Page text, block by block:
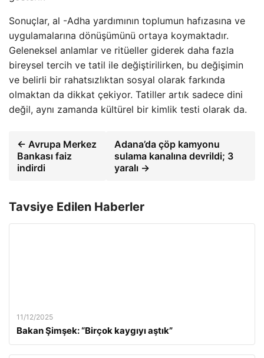
Sonuçlar, al -Adha yardımının toplumun hafızasına ve
uygulamalarına dönüşümünü ortaya koymaktadır.
Geleneksel anlamlar ve ritüeller giderek daha fazla
bireysel tercih ve tatil ile değiştirilirken, bu değişimin
ve belirli bir rahatsızlıktan sosyal olarak farkında
olmaktan da dikkat çekiyor. Tatiller artık sadece dini
değil, aynı zamanda kültürel bir kimlik testi olarak da.
← Avrupa Merkez
Bankası faiz
indirdi
Adana’da çöp kamyonu
sulama kanalına devrildi; 3
yaralı →
Tavsiye Edilen Haberler
11/12/2025
Bakan Şimşek: “Birçok kaygıyı aştık”